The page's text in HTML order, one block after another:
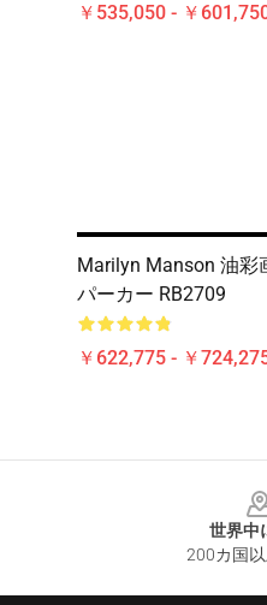
￥535,050 - ￥
Marilyn Manson 油彩
パーカー RB2709
￥622,775 - ￥
世界中
200カ国